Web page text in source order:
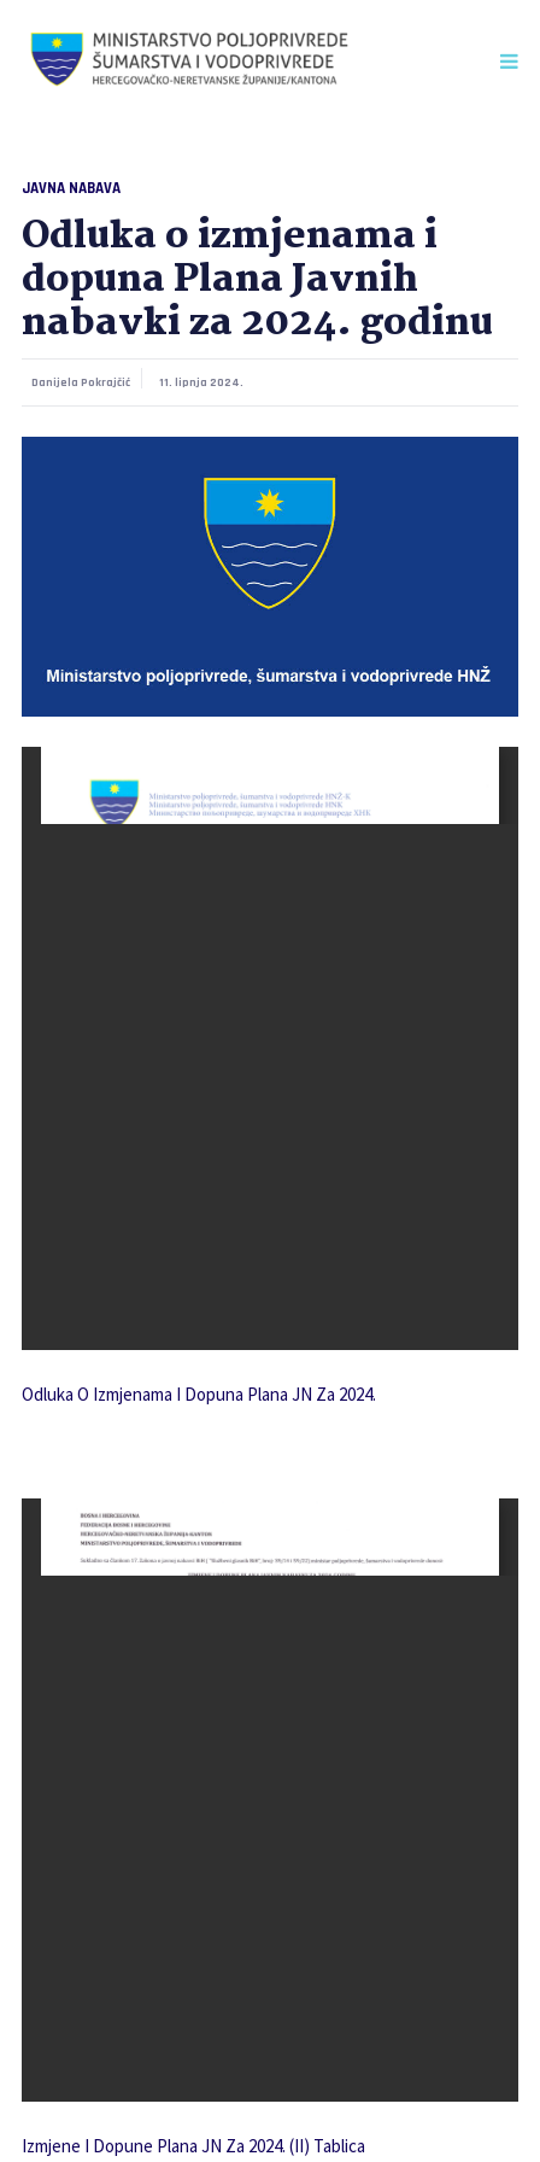
JAVNA NABAVA
Odluka o izmjenama i
dopuna Plana Javnih
nabavki za 2024. godinu
Danijela Pokrajčić 11. lipnja 2024.
Odluka O Izmjenama I Dopuna Plana JN Za 2024.
Izmjene I Dopune Plana JN Za 2024. (II) Tablica